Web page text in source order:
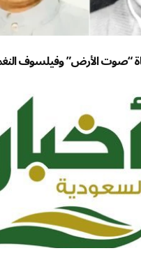
“صوت الأرض” وفيلسوف